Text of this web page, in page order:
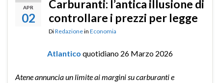
APR
02
Carburanti: l’antica illusione di
controllare i prezzi per legge
DiRedazionein Economia
Atlantico quotidiano 26 Marzo 2026
Atene annuncia un limite ai margini su carburanti e